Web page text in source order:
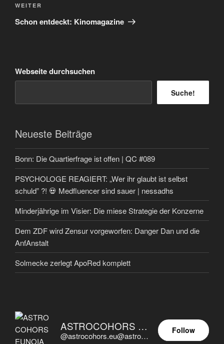
Nächster
Beitrag
WEITER
Schon entdeckt: Kinomagazine
Webseite durchsuchen
Suche!
Neueste Beiträge
Bonn: Die Quartierfrage ist offen | QC #089
PSYCHOLOGE REAGIERT: „Wer ihr glaubt ist selbst
schuld” ?! 💀 Medfluencer sind sauer | nessadhs
Minderjährige im Visier: Die miese Strategie der Konzerne
Dem ZDF wird Zensur vorgeworfen: Danger Dan und die
AnfAnstalt
Solmecke zerlegt ApoRed komplett
ASTROCOHORS EUNOIA ULTIMA
@astrocohors.eu@astrocohors.eu
Follow